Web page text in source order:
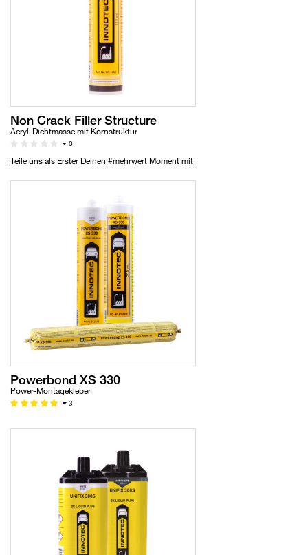
Non Crack Filler Structure
Acryl-Dichtmasse mit Kornstruktur
0
Teile uns als Erster Deinen #mehrwert Moment mit
Powerbond XS 330
Power-Montagekleber
3